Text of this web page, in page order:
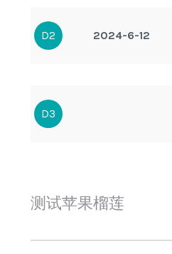
D2 2024-6-12
D3
测试苹果榴莲